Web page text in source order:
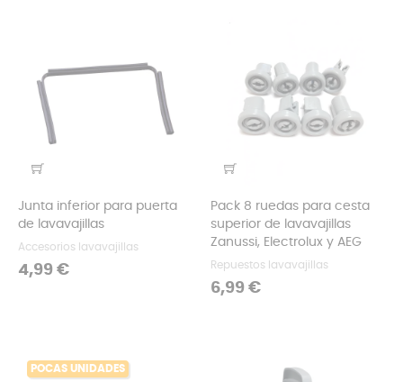
Junta inferior para puerta
de lavavajillas
Accesorios lavavajillas
Precio
4,99 €
Pack 8 ruedas para cesta
superior de lavavajillas
Zanussi, Electrolux y AEG
Repuestos lavavajillas
Precio
6,99 €
POCAS UNIDADES